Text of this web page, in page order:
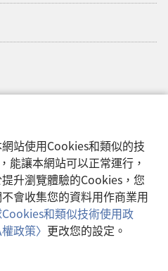
站使用Cookies和類似的技
能讓本網站可以正常運行，
升瀏覽體驗的Cookies，您
會收集您的資料用作商業用
Cookies和類似技術使用政
政策〉 更改您的設定。
and Tract Society of Pennsylvania.
權政策| 隱私設定